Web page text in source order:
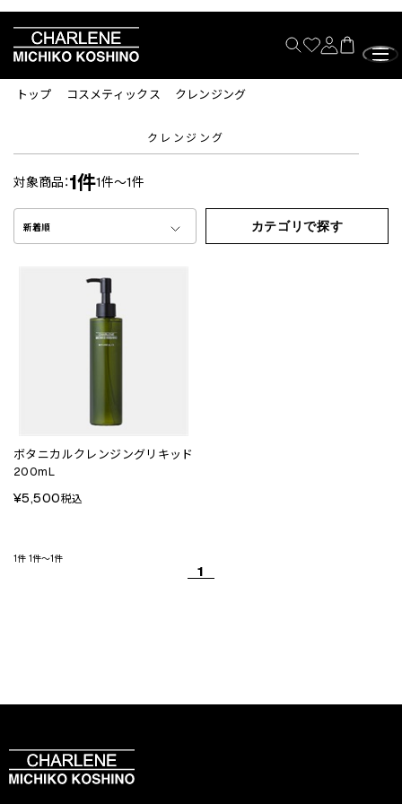
トップ コスメティックス クレンジング
クレンジング
対象商品：1件1件～1件
新着順 カテゴリで探す
ボタニカルクレンジングリキッド
200mL
¥5,500税込
1件 1件～1件
1